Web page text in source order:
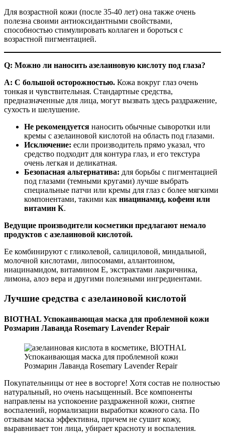
Для возрастной кожи (после 35-40 лет) она также очень
полезна своими антиоксидантными свойствами,
способностью стимулировать коллаген и бороться с
возрастной пигментацией.
Q: Можно ли наносить азелаиновую кислоту под глаза?
A: С большой осторожностью. Кожа вокруг глаз очень
тонкая и чувствительная. Стандартные средства,
предназначенные для лица, могут вызвать здесь раздражение,
сухость и шелушение.
Не рекомендуется наносить обычные сыворотки или
кремы с азелаиновой кислотой на область под глазами.
Исключение: если производитель прямо указал, что
средство подходит для контура глаз, и его текстура
очень легкая и деликатная.
Безопасная альтернатива: для борьбы с пигментацией
под глазами (темными кругами) лучше выбрать
специальные патчи или кремы для глаз с более мягкими
компонентами, такими как ниацинамид, кофеин или
витамин К.
Ведущие производители косметики предлагают немало
продуктов с азелаиновой кислотой.
Ее комбинируют с гликолевой, салициловой, миндальной,
молочной кислотами, липосомами, аллантоином,
ниацинамидом, витамином Е, экстрактами лакричника,
лимона, алоэ вера и другими полезными ингредиентами.
Лучшие средства с азелаиновой кислотой
BIOTHAL Успокаивающая маска для проблемной кожи
Розмарин Лаванда Rosemary Lavender Repair
Покупательницы от нее в восторге! Хотя состав не полностью
натуральный, но очень насыщенный. Все компоненты
направлены на успокоение раздраженной кожи, снятие
воспалений, нормализации выработки кожного сала. По
отзывам маска эффективна, причем не сушит кожу,
выравнивает тон лица, убирает красноту и воспаления.